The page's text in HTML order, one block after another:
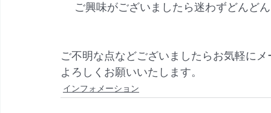
ご興味がございましたら迷わずどんど
ご不明な点などございましたらお気軽に
よろしくお願いいたします。
インフォメーション